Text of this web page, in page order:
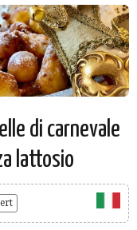
di carnevale
lattosio